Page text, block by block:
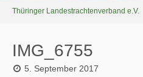
Thüringer Landestrachtenverband e.V.
IMG_6755
5. September 2017